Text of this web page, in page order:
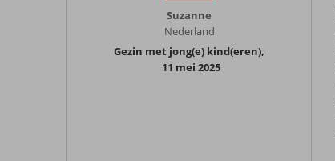
Suzanne
Nederland
Gezin met jong(e) kind(eren),
11 mei 2025